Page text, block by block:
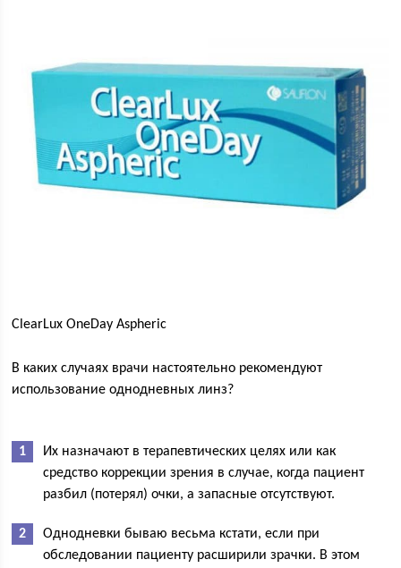
ClearLux OneDay Aspheric
В каких случаях врачи настоятельно рекомендуют
использование однодневных линз?
Их назначают в терапевтических целях или как
средство коррекции зрения в случае, когда пациент
разбил (потерял) очки, а запасные отсутствуют.
Однодневки бываю весьма кстати, если при
обследовании пациенту расширили зрачки. В этом